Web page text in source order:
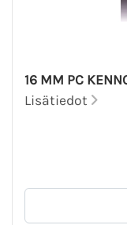
16 MM PC
Lisätiedot